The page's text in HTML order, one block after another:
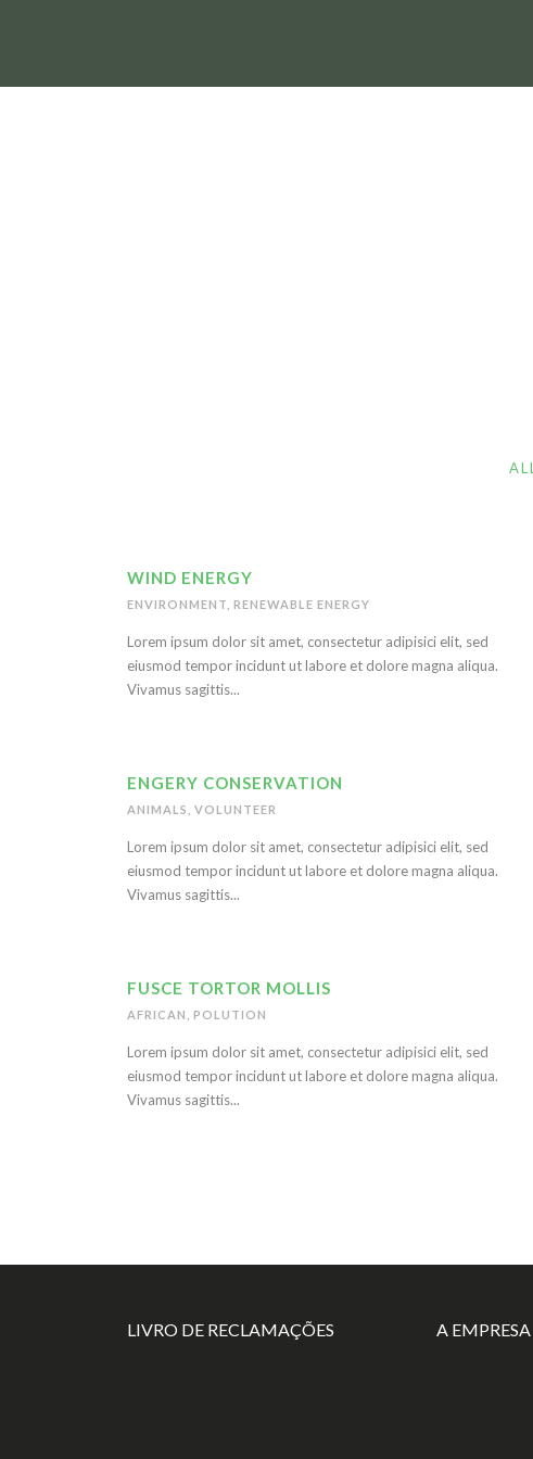
ALL
WIND ENERGY
ENVIRONMENT RENEWABLE ENERGY
Lorem ipsum dolor sit amet, consectetur adipisici elit, sed
eiusmod tempor incidunt ut labore et dolore magna aliqua.
Vivamus sagittis...
ENGERY CONSERVATION
ANIMALS VOLUNTEER
Lorem ipsum dolor sit amet, consectetur adipisici elit, sed
eiusmod tempor incidunt ut labore et dolore magna aliqua.
Vivamus sagittis...
FUSCE TORTOR MOLLIS
AFRICAN POLUTION
Lorem ipsum dolor sit amet, consectetur adipisici elit, sed
eiusmod tempor incidunt ut labore et dolore magna aliqua.
Vivamus sagittis...
LIVRO DE RECLAMAÇÕES A EMPRESA